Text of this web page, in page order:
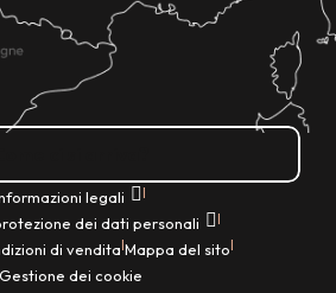
legali |
dei dati personali |
di vendita|Mappa del sito|
Gestione dei cookie